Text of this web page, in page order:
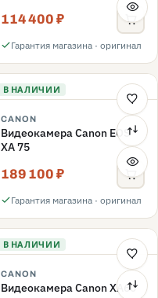
114 400 ₽
Гарантия магазина · оригинал
В НАЛИЧИИ
CANON
Видеокамера Canon EOS
XA 75
189 100 ₽
Гарантия магазина · оригинал
В НАЛИЧИИ
CANON
Видеокамера Canon XA60